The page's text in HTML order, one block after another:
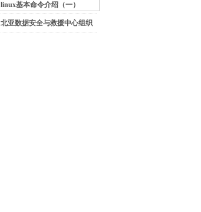
linux基本命令介绍（一）
北亚数据安全与救援中心组织